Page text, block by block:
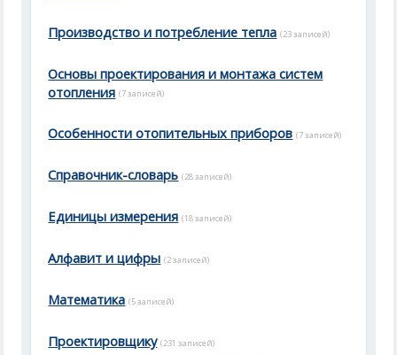
Производство и потребление тепла (23 записей)
Основы проектирования и монтажа систем
отопления (7 записей)
Особенности отопительных приборов (7 записей)
Справочник-словарь (28 записей)
Единицы измерения (18 записей)
Алфавит и цифры (2 записей)
Математика (5 записей)
Проектировщику (231 записей)